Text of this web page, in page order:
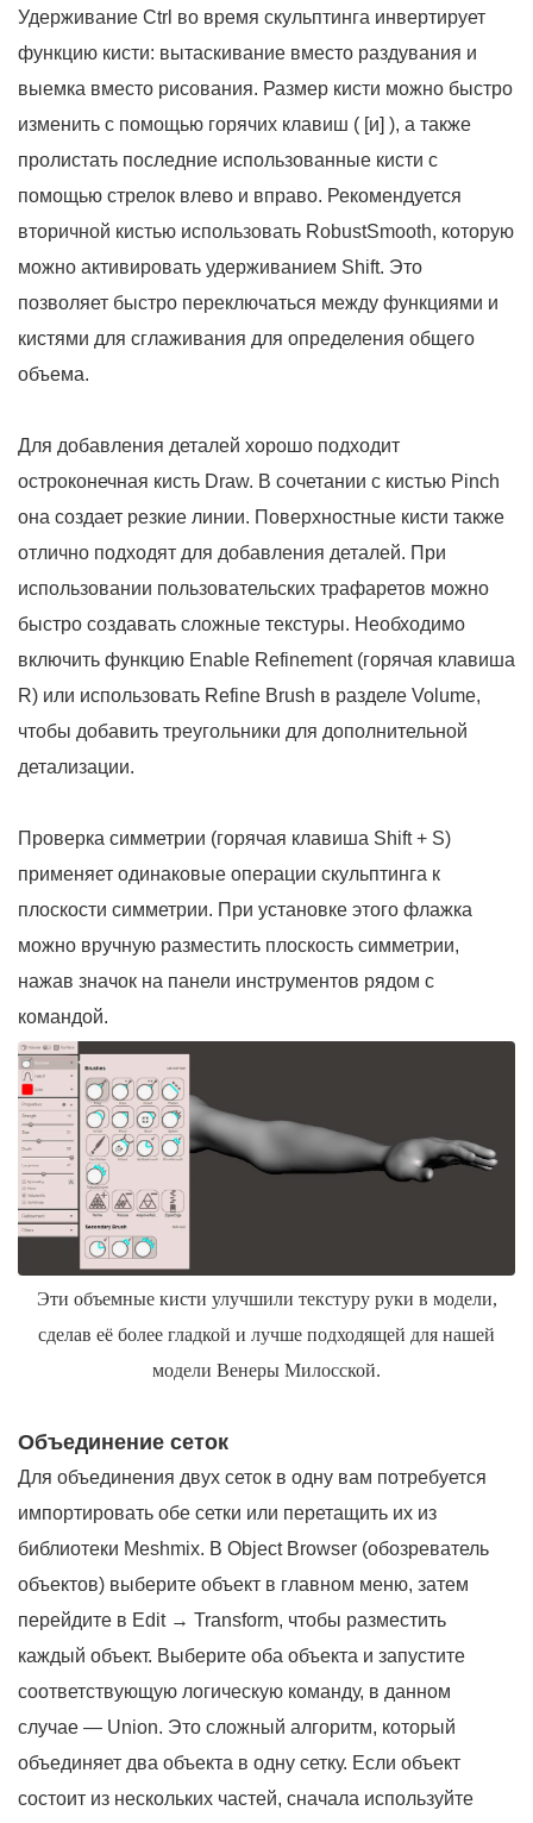
Удерживание Ctrl во время скульптинга инвертирует
функцию кисти: вытаскивание вместо раздувания и
выемка вместо рисования. Размер кисти можно быстро
изменить с помощью горячих клавиш ( [и] ), а также
пролистать последние использованные кисти с
помощью стрелок влево и вправо. Рекомендуется
вторичной кистью использовать RobustSmooth, которую
можно активировать удерживанием Shift. Это
позволяет быстро переключаться между функциями и
кистями для сглаживания для определения общего
объема.
Для добавления деталей хорошо подходит
остроконечная кисть Draw. В сочетании с кистью Pinch
она создает резкие линии. Поверхностные кисти также
отлично подходят для добавления деталей. При
использовании пользовательских трафаретов можно
быстро создавать сложные текстуры. Необходимо
включить функцию Enable Refinement (горячая клавиша
R) или использовать Refine Brush в разделе Volume,
чтобы добавить треугольники для дополнительной
детализации.
Проверка симметрии (горячая клавиша Shift + S)
применяет одинаковые операции скульптинга к
плоскости симметрии. При установке этого флажка
можно вручную разместить плоскость симметрии,
нажав значок на панели инструментов рядом с
командой.
Эти объемные кисти улучшили текстуру руки в модели,
сделав её более гладкой и лучше подходящей для нашей
модели Венеры Милосской.
Объединение сеток
Для объединения двух сеток в одну вам потребуется
импортировать обе сетки или перетащить их из
библиотеки Meshmix. В Object Browser (обозреватель
объектов) выберите объект в главном меню, затем
перейдите в Edit → Transform, чтобы разместить
каждый объект. Выберите оба объекта и запустите
соответствующую логическую команду, в данном
случае — Union. Это сложный алгоритм, который
объединяет два объекта в одну сетку. Если объект
состоит из нескольких частей, сначала используйте